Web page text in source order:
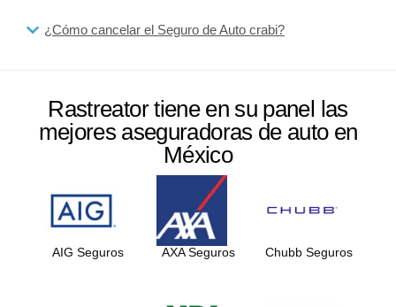
¿Cómo cancelar el Seguro de Auto crabi?
Rastreator tiene en su panel las
mejores aseguradoras de auto en
México
AIG Seguros AXA Seguros Chubb Seguros